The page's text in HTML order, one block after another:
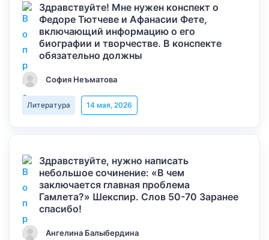
Здравствуйте! Мне нужен конспект о
Федоре Тютчеве и Афанасии Фете,
включающий информацию о его
биографии и творчестве. В конспекте
обязательно должны
София Неъматова
Литература 14 мая, 2026
Здравствуйте, нужно написать
небольшое сочинение: «В чем
заключается главная проблема
Гамлета?» Шекспир. Слов 50-70 Заранее
спасибо!
Ангелина Балыбердина